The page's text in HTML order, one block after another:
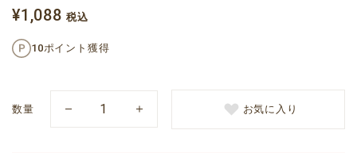
¥1,088 税込
10ポイント獲得
数量 お気に入り